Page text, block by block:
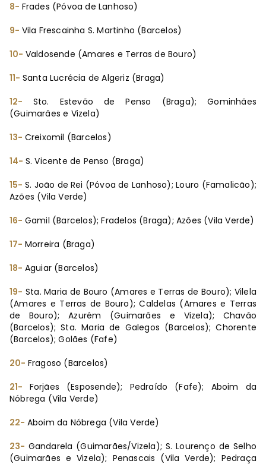
8- Frades (Póvoa de Lanhoso)
9- Vila Frescainha S. Martinho (Barcelos)
10- Valdosende (Amares e Terras de Bouro)
11- Santa Lucrécia de Algeriz (Braga)
12- Sto. Estevão de Penso (Braga); Gominhães
(Guimarães e Vizela)
13- Creixomil (Barcelos)
14- S. Vicente de Penso (Braga)
15- S. João de Rei (Póvoa de Lanhoso); Louro (Famalicão);
Azões (Vila Verde)
16- Gamil (Barcelos); Fradelos (Braga); Azões (Vila Verde)
17- Morreira (Braga)
18- Aguiar (Barcelos)
19- Sta. Maria de Bouro (Amares e Terras de Bouro); Vilela
(Amares e Terras de Bouro); Caldelas (Amares e Terras
de Bouro); Azurém (Guimarães e Vizela); Chavão
(Barcelos); Sta. Maria de Galegos (Barcelos); Chorente
(Barcelos); Golães (Fafe)
20- Fragoso (Barcelos)
21- Forjães (Esposende); Pedraído (Fafe); Aboim da
Nóbrega (Vila Verde)
22- Aboim da Nóbrega (Vila Verde)
23- Gandarela (Guimarães/Vizela); S. Lourenço de Selho
(Guimarães e Vizela); Penascais (Vila Verde); Pedraça